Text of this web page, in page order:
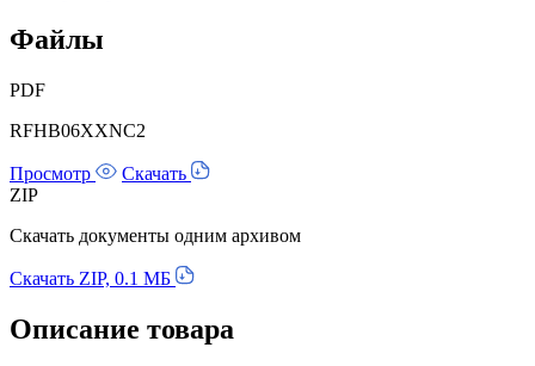
Файлы
PDF
RFHB06XXNC2
Просмотр
Скачать
ZIP
Скачать документы одним архивом
Скачать ZIP, 0.1 МБ
Описание товара